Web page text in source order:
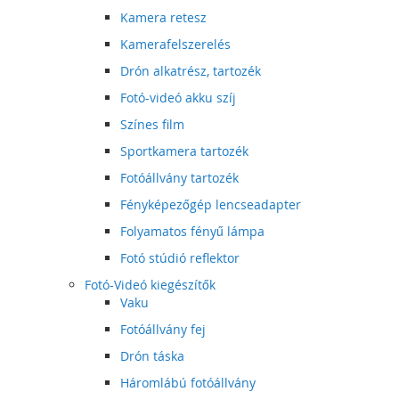
Kamera retesz
Kamerafelszerelés
Drón alkatrész, tartozék
Fotó-videó akku szíj
Színes film
Sportkamera tartozék
Fotóállvány tartozék
Fényképezőgép lencseadapter
Folyamatos fényű lámpa
Fotó stúdió reflektor
Fotó-Videó kiegészítők
Vaku
Fotóállvány fej
Drón táska
Háromlábú fotóállvány